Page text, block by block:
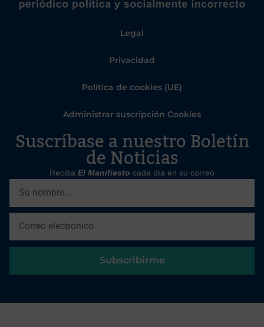
Legal
Privacidad
Política de cookies (UE)
Administrar suscripción Cookies
Suscríbase a nuestro Boletín
de Noticias
Reciba El Manifiesto cada día en su correo
Subscribirme